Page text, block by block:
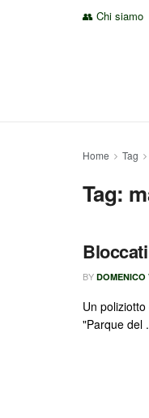
👥 Chi siamo
Home Tag
Tag:
BY DOMENICO
Un
"Parque del